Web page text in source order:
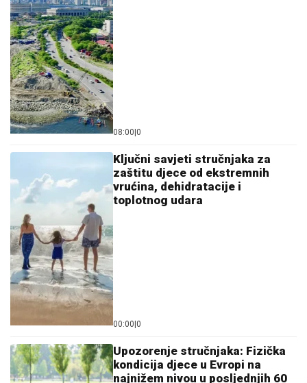
08:00 0
Ključni savjeti stručnjaka za
zaštitu djece od ekstremnih
vrućina, dehidratacije i
toplotnog udara
00:00 0
Upozorenje stručnjaka: Fizička
kondicija djece u Evropi na
najnižem nivou u posljednjih 60